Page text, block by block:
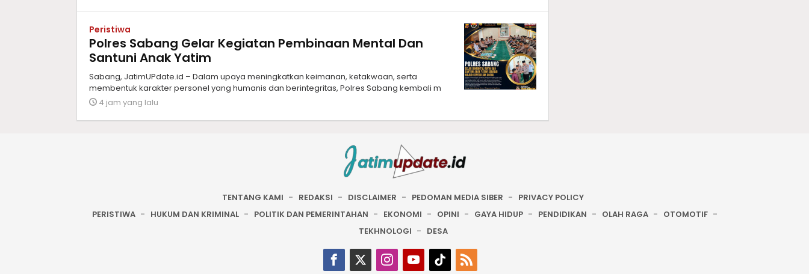
Peristiwa
Polres Sabang Gelar Kegiatan Pembinaan Mental Dan
Santuni Anak Yatim
Sabang, JatimUPdate.id – Dalam upaya meningkatkan keimanan, ketakwaan, serta
membentuk karakter personel yang humanis dan berintegritas, Polres Sabang kembali m
4 jam yang lalu
TENTANG KAMI REDAKSI DISCLAIMER PEDOMAN MEDIA SIBER
PRIVACY POLICY
PERISTIWA
HUKUM DAN KRIMINAL POLITIK DAN PEMERINTAHAN EKONOMI OPINI GAYA HIDUP PENDIDIKAN OLAH RAGA
OTOMOTIF
TEKHNOLOGI
DESA